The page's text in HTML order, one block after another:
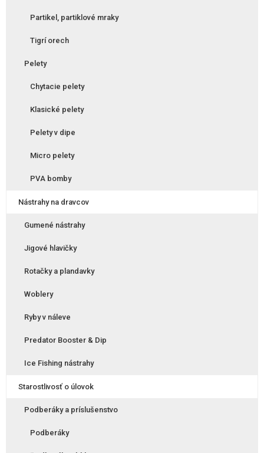
Partikel, partiklové mraky
Tigrí orech
Pelety
Chytacie pelety
Klasické pelety
Pelety v dipe
Micro pelety
PVA bomby
Nástrahy na dravcov
Gumené nástrahy
Jigové hlavičky
Rotačky a plandavky
Woblery
Ryby v náleve
Predator Booster & Dip
Ice Fishing nástrahy
Starostlivosť o úlovok
Podberáky a príslušenstvo
Podberáky